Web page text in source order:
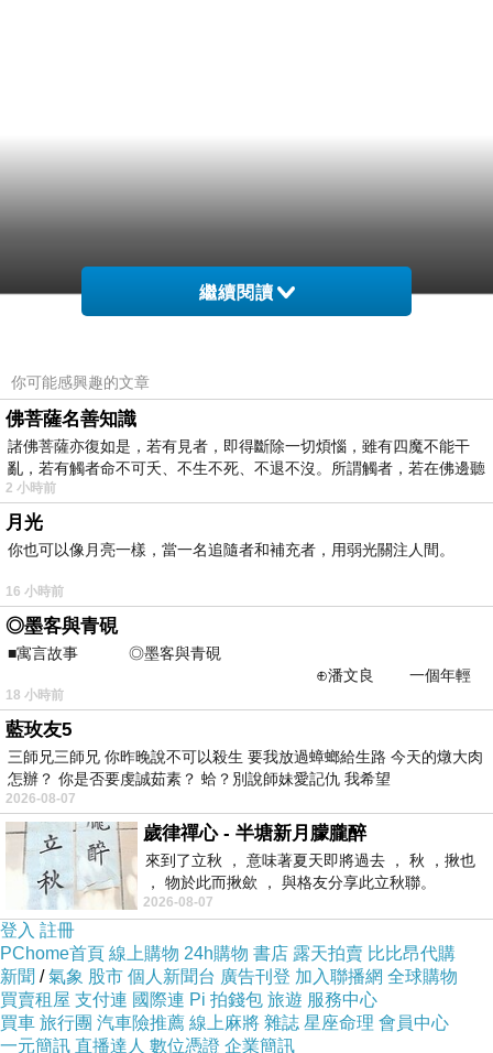
繼續閱讀
你可能感興趣的文章
佛菩薩名善知識
諸佛菩薩亦復如是，若有見者，即得斷除一切煩惱，雖有四魔不能干
亂，若有觸者命不可夭、不生不死、不退不沒。所謂觸者，若在佛邊聽
受
2 小時前
月光
你也可以像月亮一樣，當一名追隨者和補充者，用弱光關注人間。
16 小時前
◎墨客與青硯
■寓言故事 ◎墨客與青硯
⊕潘文良 一個年輕
的墨客，在京城的古玩肆裡
18 小時前
藍玫友5
三師兄三師兄 你昨晚說不可以殺生 要我放過蟑螂給生路 今天的燉大肉
怎辦？ 你是否要虔誠茹素？ 蛤？別說師妹愛記仇 我希望
2026-08-07
歲律禪心 - 半塘新月朦朧醉
來到了立秋 ， 意味著夏天即將過去 ， 秋 ，揪也
， 物於此而揪歛 ， 與格友分享此立秋聯。
2026-08-07
登入 註冊
PChome首頁 線上購物 24h購物 書店 露天拍賣 比比昂代購
新聞 /氣象 股市 個人新聞台 廣告刊登 加入聯播網 全球購物
買賣租屋 支付連 國際連 Pi 拍錢包 旅遊 服務中心
買車 旅行團 汽車險推薦 線上麻將 雜誌 星座命理 會員中心
一元簡訊 直播達人 數位憑證 企業簡訊